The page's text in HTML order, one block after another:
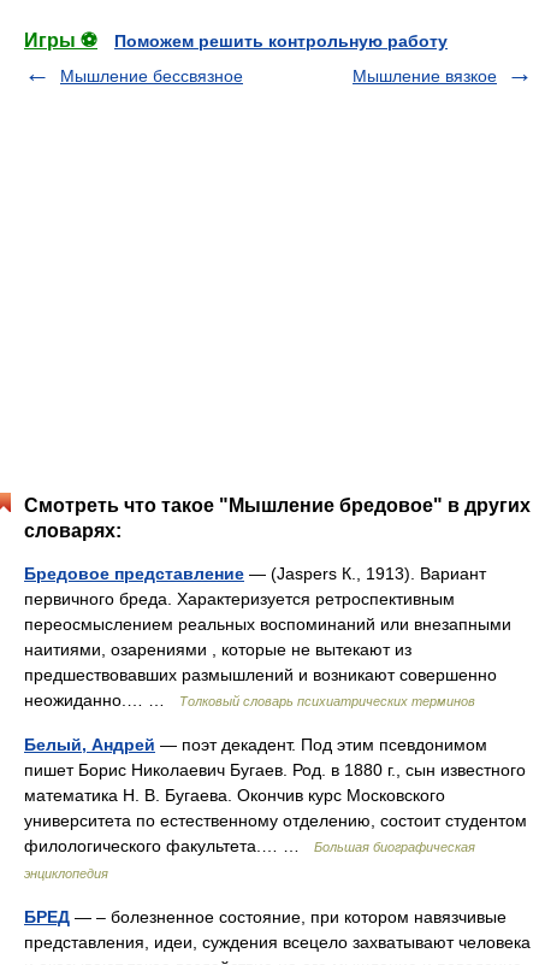
Игры ⚽
Поможем решить контрольную работу
Мышление бессвязное
Мышление вязкое
Смотреть что такое "Мышление бредовое" в других
словарях:
Бредовое представление — (Jaspers К., 1913). Вариант
первичного бреда. Характеризуется ретроспективным
переосмыслением реальных воспоминаний или внезапными
наитиями, озарениями , которые не вытекают из
предшествовавших размышлений и возникают совершенно
неожиданно.… …
Толковый словарь психиатрических терминов
Белый, Андрей — поэт декадент. Под этим псевдонимом
пишет Борис Николаевич Бугаев. Род. в 1880 г., сын известного
математика Н. В. Бугаева. Окончив курс Московского
университета по естественному отделению, состоит студентом
филологического факультета.… …
Большая биографическая
энциклопедия
БРЕД — – болезненное состояние, при котором навязчивые
представления, идеи, суждения всецело захватывают человека